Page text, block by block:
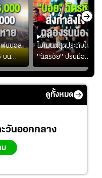
ฟนบอล
บน
ล้วแอบ
ว่านัดที่
00:45
โมเมนต์สุดประทับใจ!
"ฉัตรชัย" ปรบมือ
ฉลองประตูแรกให้
ดาวรุ่ง "เจะฮานาฟี"
ในสีเสื้อช้างศึกชุด
ดูทั้งหมด
วันออกกลาง
ม